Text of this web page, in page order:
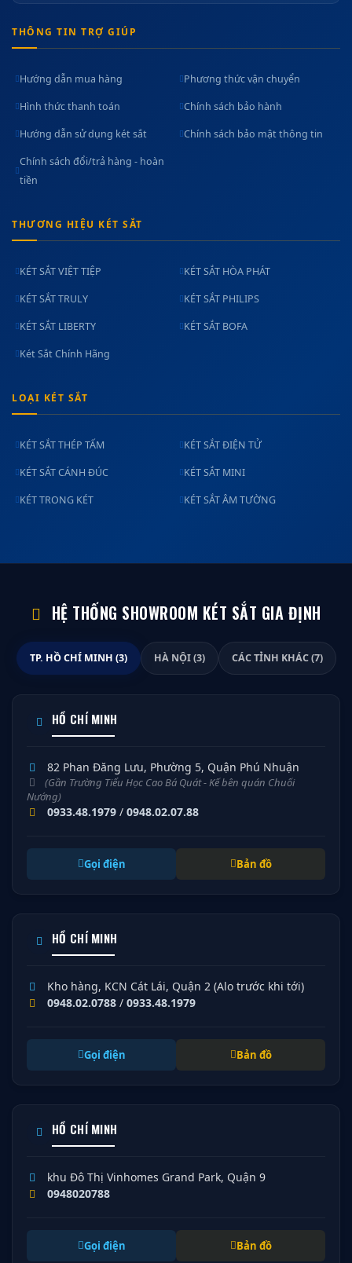
THÔNG TIN TRỢ GIÚP
Hướng dẫn mua hàng Phương thức vận chuyển
Hình thức thanh toán Chính sách bảo hành
Hướng dẫn sử dụng két sắt Chính sách bảo mật thông tin
Chính sách đổi/trả hàng - hoàn
tiền
THƯƠNG HIỆU KÉT SẮT
KÉT SẮT VIỆT TIỆP KÉT SẮT HÒA PHÁT
KÉT SẮT TRULY KÉT SẮT PHILIPS
KÉT SẮT LIBERTY KÉT SẮT BOFA
Két Sắt Chính Hãng
LOẠI KÉT SẮT
KÉT SẮT THÉP TẤM KÉT SẮT ĐIỆN TỬ
KÉT SẮT CÁNH ĐÚC KÉT SẮT MINI
KÉT TRONG KÉT KÉT SẮT ÂM TƯỜNG
HỆ THỐNG SHOWROOM KÉT SẮT GIA ĐỊNH
TP. HỒ CHÍ MINH (3) HÀ NỘI (3) CÁC TỈNH KHÁC (7)
HỒ CHÍ MINH
82 Phan Đăng Lưu, Phường 5, Quận Phú Nhuận
(Gần Trường Tiểu Học Cao Bá Quát - Kế bên quán Chuối
Nướng)
0933.48.1979 / 0948.02.07.88
Gọi điện Bản đồ
HỒ CHÍ MINH
Kho hàng, KCN Cát Lái, Quận 2 (Alo trước khi tới)
0948.02.0788 / 0933.48.1979
Gọi điện Bản đồ
HỒ CHÍ MINH
khu Đô Thị Vinhomes Grand Park, Quận 9
0948020788
Gọi điện Bản đồ